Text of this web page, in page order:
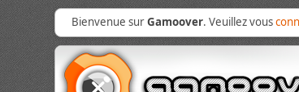
Bienvenue surGamoover. Veuillez vous